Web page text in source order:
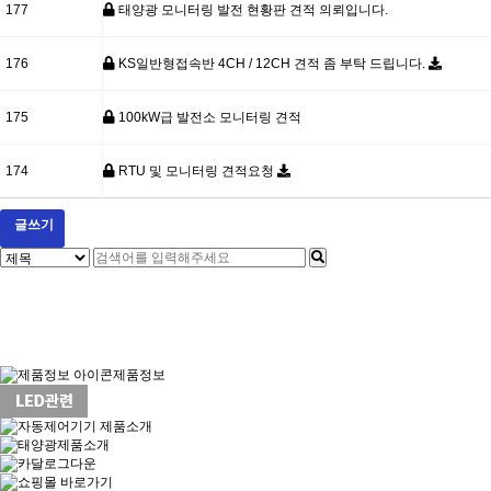
177 태양광 모니터링 발전 현황판 견적 의뢰입니다.
176 KS일반형접속반 4CH / 12CH 견적 좀 부탁 드립니다.
175 100kW급 발전소 모니터링 견적
174 RTU 및 모니터링 견적요청
글쓰기
제품정보